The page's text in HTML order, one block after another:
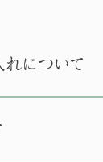
について